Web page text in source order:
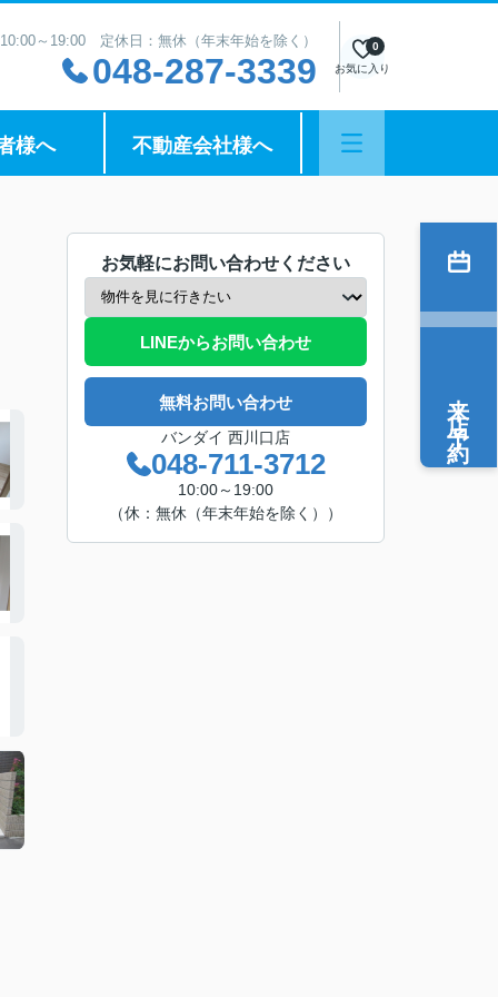
～19:00 定休日：無休（年末年始を除く）
048-287-3339 お気に入り
0
様へ 不動産会社様へ
お気軽にお問い合わせください
LINEからお問い合わせ
無料お問い合わせ
バンダイ 西川口店
048-711-3712
10:00～19:00
（休：無休（年末年始を除く））
来店予約